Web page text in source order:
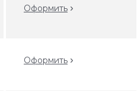
Оформить
Оформить